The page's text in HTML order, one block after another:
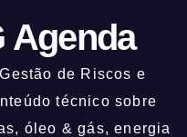
Agenda
de Riscos e
técnico sobre
óleo & gás, energia